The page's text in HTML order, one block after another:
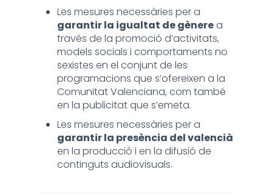
Les mesures necessàries per a
garantir la igualtat de gènerea
través de la promoció d’activitats,
models socials i comportaments no
sexistes en el conjunt de les
programacions que s’ofereixen a la
Comunitat Valenciana, com també
en la publicitat que s’emeta.
Les mesures necessàries per a
garantir la presència del valencià
en la producció i en la difusió de
continguts audiovisuals.